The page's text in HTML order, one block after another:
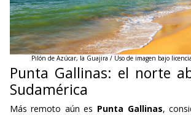
Pilón de Azúcar, la Guajira / Uso de imagen bajo licencia
Punta Gallinas: el norte
Sudamérica
Más remoto aún es Punta Gallinas,